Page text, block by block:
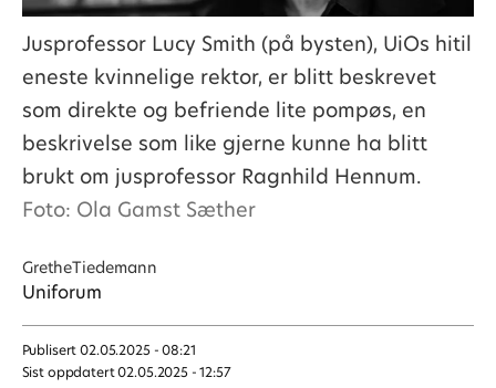
Jusprofessor Lucy Smith (på bysten), UiOs hitil
eneste kvinnelige rektor, er blitt beskrevet
som direkte og befriende lite pompøs, en
beskrivelse som like gjerne kunne ha blitt
brukt om jusprofessor Ragnhild Hennum.
Foto: Ola Gamst Sæther
GretheTiedemann
Uniforum
Publisert
02.05.2025 - 08:21
Sist oppdatert
02.05.2025 - 12:57